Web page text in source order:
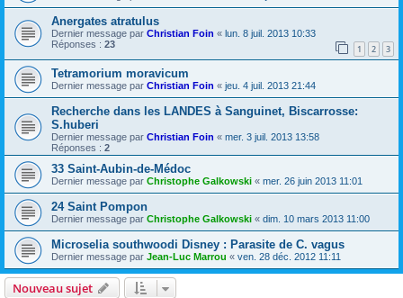
Anergates atratulus
Dernier message par Christian Foin « lun. 8 juil. 2013 10:33
Réponses : 23 1 2 3
Tetramorium moravicum
Dernier message par Christian Foin « jeu. 4 juil. 2013 21:44
Recherche dans les LANDES à Sanguinet, Biscarrosse:
S.huberi
Dernier message par Christian Foin « mer. 3 juil. 2013 13:58
Réponses : 2
33 Saint-Aubin-de-Médoc
Dernier message par Christophe Galkowski « mer. 26 juin 2013 11:01
24 Saint Pompon
Dernier message par Christophe Galkowski « dim. 10 mars 2013 11:00
Microselia southwoodi Disney : Parasite de C. vagus
Dernier message par Jean-Luc Marrou « ven. 28 déc. 2012 11:11
Nouveau sujet